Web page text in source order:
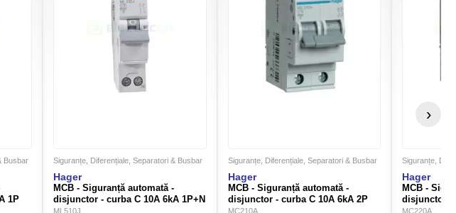
Busbar
1P
Siguranțe, Diferențiale, Separatori & Busbar
Hager
MCB - Siguranță automată -
disjunctor - curba C 10A 6kA 1P+N
1M Hager ML510J
ML510J
Siguranțe, Diferențiale, Separatori & Busbar
Hager
MCB - Siguranță automată -
disjunctor - curba C 10A 6kA 2P
2M Hager MC210A
MC210A
Siguranțe,
Hager
MCB -
disjunctor -
2M Hager
MC220A
›